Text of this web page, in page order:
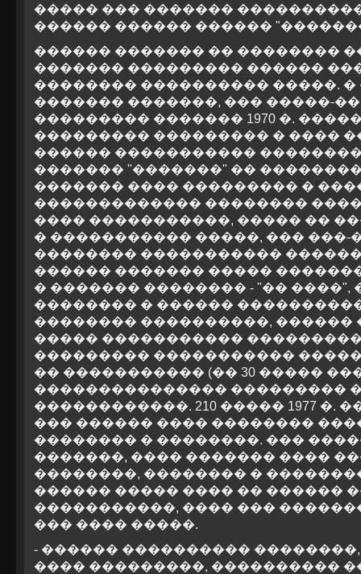
����� ��� �������
������ ������ ������
������ ������� �� ��������
������� ��������� ������
�������� ���������� �����. �
������� �������, ��� �����-
��������� ������� 1970 �.
��������� ��������� � ����
������ �����������
������� "�������" ��
������� ���� ��������� �
������������� ��������
���� �����������, ����� ��
� ����������� �����, ��� ���-
�������� �����������
������ ������� �����
� ������� �������� - "�� ����",
�������� � ������
�������� ����������, ������
����� �����������
��������� �����������
�� ����������� (�� 30 �����
��������������� ���������
������������. 210 ����� 1977 �.
��� ������ ���� ��������
�������� � ��������. ���
�������, ���� ������� ����
��������, �������� �
������ ����� ���� �� ������
�����������, ���� ���
��� ���� �����.
- ������ ����������
���� ���������, ����������